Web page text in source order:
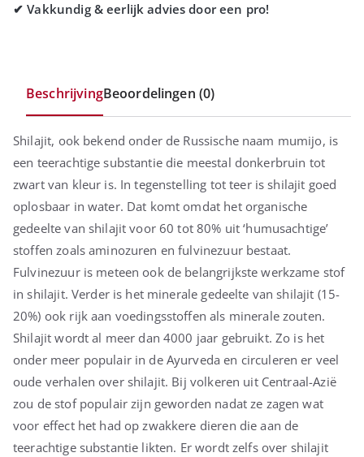
BeschrijvingBeoordelingen (0)
Shilajit, ook bekend onder de Russische naam mumijo, is
een teerachtige substantie die meestal donkerbruin tot
zwart van kleur is. In tegenstelling tot teer is shilajit goed
oplosbaar in water. Dat komt omdat het organische
gedeelte van shilajit voor 60 tot 80% uit ‘humusachtige’
stoffen zoals aminozuren en fulvinezuur bestaat.
Fulvinezuur is meteen ook de belangrijkste werkzame stof
in shilajit. Verder is het minerale gedeelte van shilajit (15-
20%) ook rijk aan voedingsstoffen als minerale zouten.
Shilajit wordt al meer dan 4000 jaar gebruikt. Zo is het
onder meer populair in de Ayurveda en circuleren er veel
oude verhalen over shilajit. Bij volkeren uit Centraal-Azië
zou de stof populair zijn geworden nadat ze zagen wat
voor effect het had op zwakkere dieren die aan de
teerachtige substantie likten. Er wordt zelfs over shilajit